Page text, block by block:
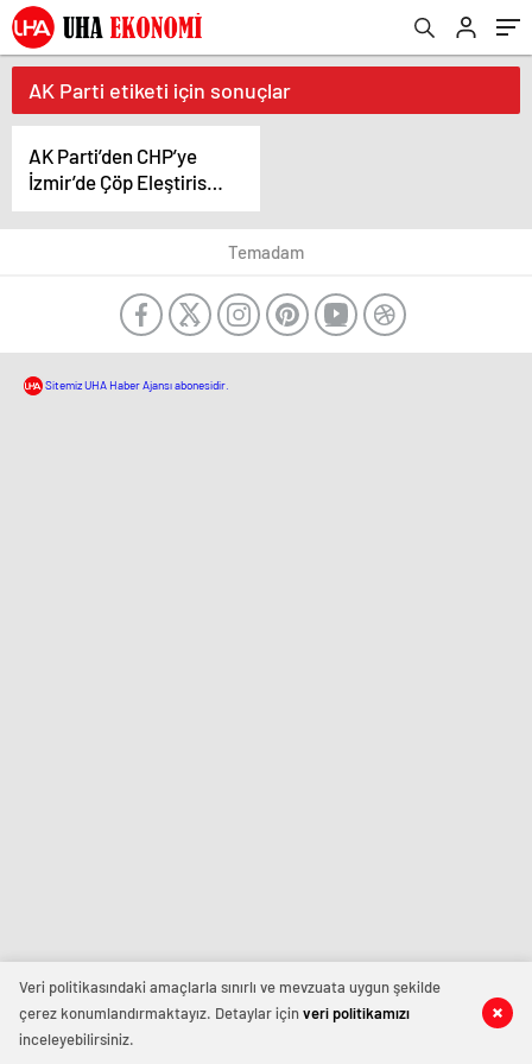
AK Parti etiketi için sonuçlar
AK Parti’den CHP’ye
İzmir’de Çöp Eleştirisi:
Siyasi Rekabet Çevre
Sorunları Üzerinden Mi
Temadam
Veri politikasındaki amaçlarla sınırlı ve mevzuata uygun şekilde
çerez konumlandırmaktayız. Detaylar içinveri politikamızı
inceleyebilirsiniz.
Sitemiz UHA Haber Ajansı abonesidir.